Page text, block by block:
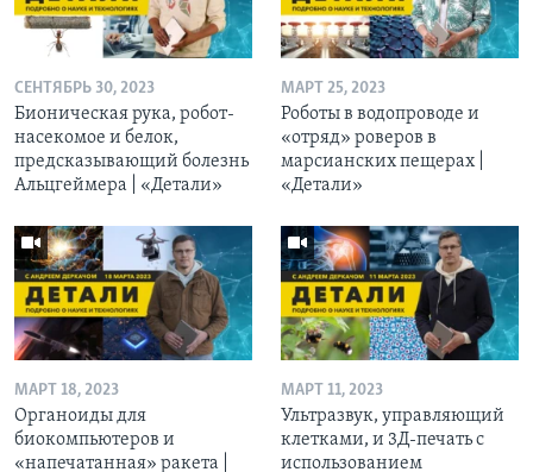
СЕНТЯБРЬ 30, 2023
Бионическая рука, робот-
насекомое и белок,
предсказывающий болезнь
Альцгеймера | «Детали»
МАРТ 25, 2023
Роботы в водопроводе и
«отряд» роверов в
марсианских пещерах |
«Детали»
МАРТ 18, 2023
Органоиды для
биокомпьютеров и
«напечатанная» ракета |
МАРТ 11, 2023
Ультразвук, управляющий
клетками, и 3Д-печать c
использованием